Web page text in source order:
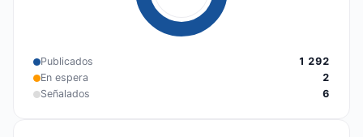
Publicados
1 292
En espera
2
Señalados
6